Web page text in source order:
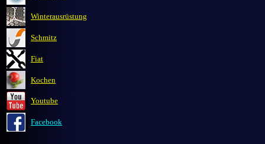
Winterausrüstung
Schmitz
Fiat
Kochen
Youtube
Facebook